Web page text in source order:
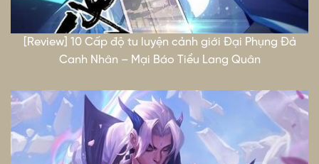
[Review] 10 Cấp độ tu luyện cảnh giới Đại Phụng Đả
Canh Nhân – Mại Báo Tiểu Lang Quân